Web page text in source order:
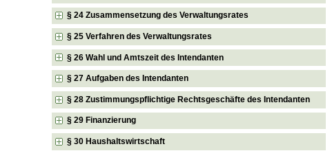
§ 24 Zusammensetzung des Verwaltungsrates
§ 25 Verfahren des Verwaltungsrates
§ 26 Wahl und Amtszeit des Intendanten
§ 27 Aufgaben des Intendanten
§ 28 Zustimmungspflichtige Rechtsgeschäfte des Intendanten
§ 29 Finanzierung
§ 30 Haushaltswirtschaft